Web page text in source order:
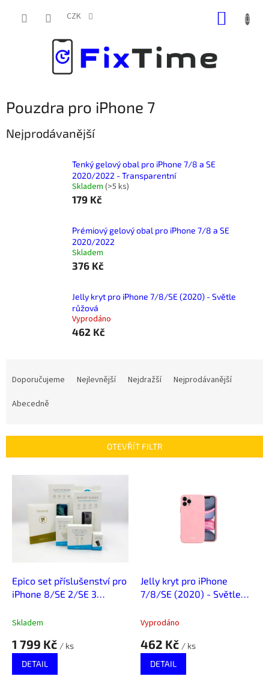
CZK
Pouzdra pro iPhone 7
Nejprodávanější
Tenký gelový obal pro iPhone 7/8 a SE
2020/2022 - Transparentní
Skladem (>5 ks)
179 Kč
Prémiový gelový obal pro iPhone 7/8 a SE
2020/2022
Skladem
376 Kč
Jelly kryt pro iPhone 7/8/SE (2020) - Světle
růžová
Vyprodáno
462 Kč
r
Doporučujeme Nejlevnější Nejdražší
Nejprodávanější
Abecedně
OTEVŘÍT FILTR
V
Epico set příslušenství pro
iPhone 8/SE 2/SE 3
Skladem
1 799 Kč / ks
DETAIL
Jelly kryt pro iPhone
7/8/SE (2020) - Světle
Vyprodáno
462 Kč / ks
DETAIL